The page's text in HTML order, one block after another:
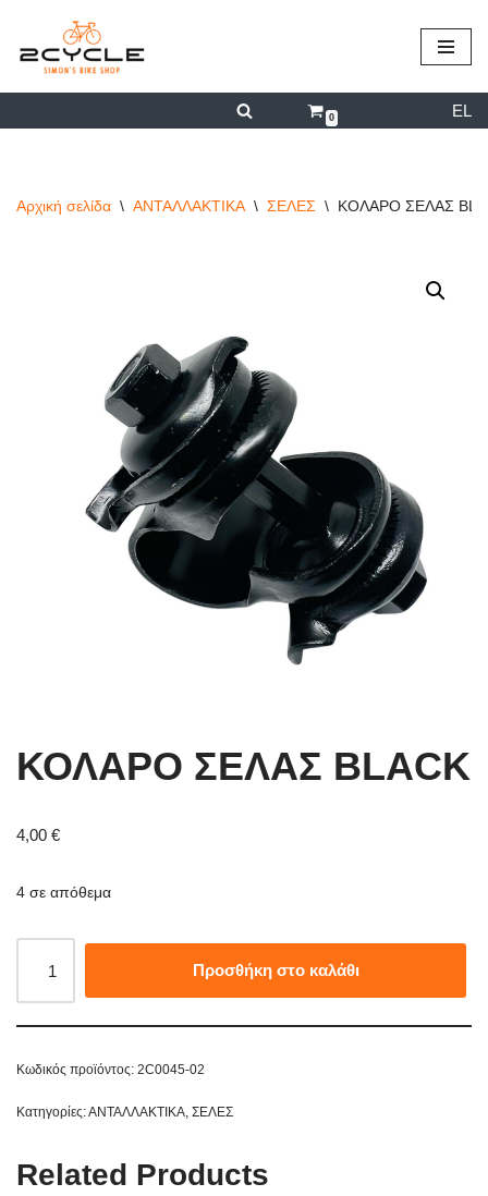
περιεχόμενο
Μεταπηδήστε
0 EL
Αρχική σελίδα \ ΑΝΤΑΛΛΑΚΤΙΚΑ \ ΣΕΛΕΣ \ ΚΟΛΑΡΟ ΣΕΛΑΣ
ΚΟΛΑΡΟ ΣΕΛΑΣ BLACK
4,00 €
4 σε απόθεμα
Προσθήκη στο καλάθι
Κωδικός προϊόντος: 2C0045-02
Κατηγορίες:ΑΝΤΑΛΛΑΚΤΙΚΑ, ΣΕΛΕΣ
Related Products